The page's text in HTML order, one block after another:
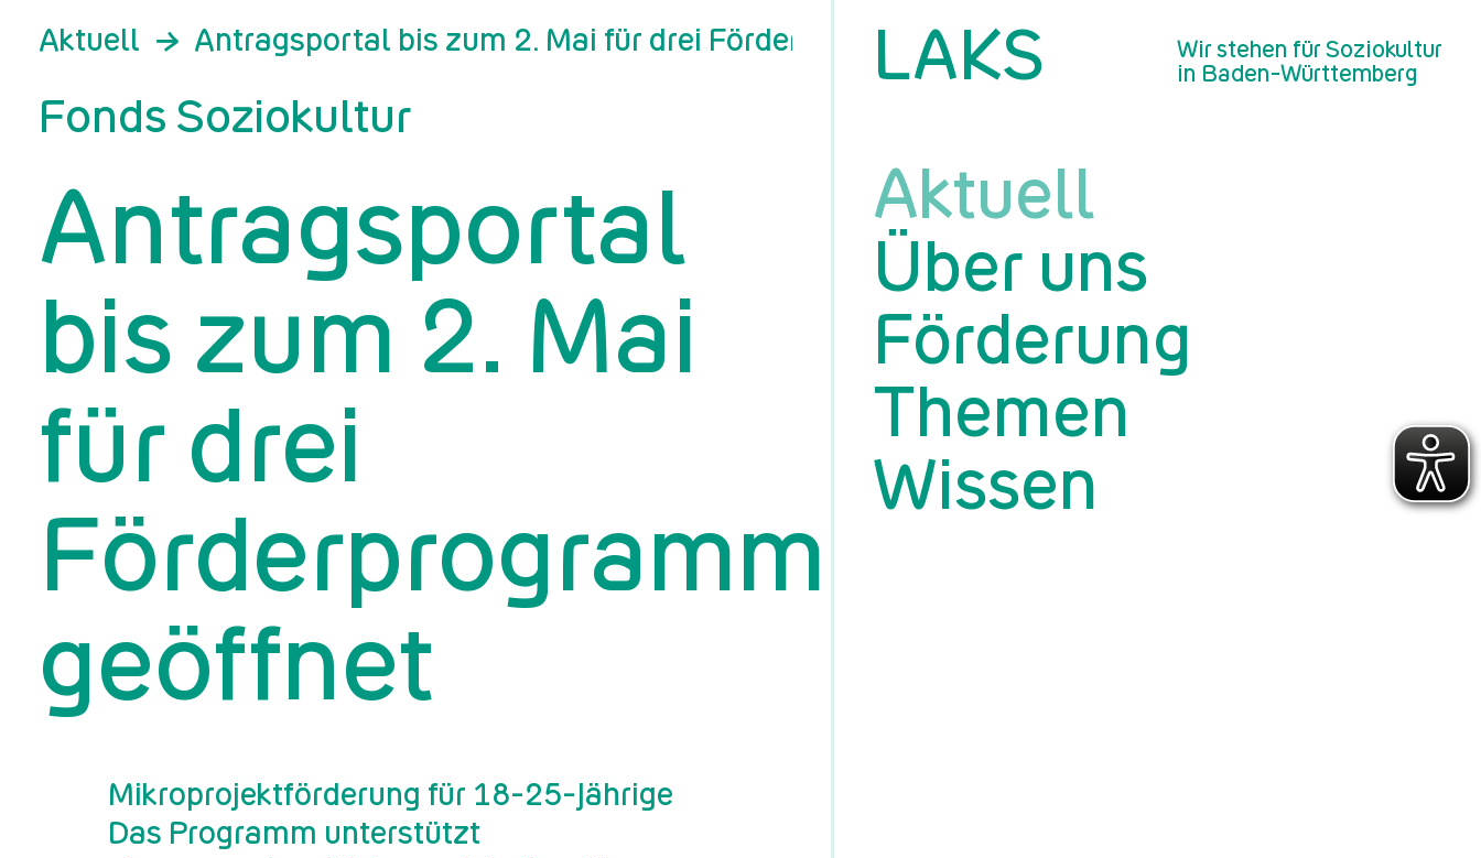
Aktuell Antragsportal bis zum 2. Mai für drei Förderprogramme geöffnet
Fonds Soziokultur
Antragsportal
bis zum 2. Mai
für drei
Förderprogramme
geöffnet
Mikroprojektförderung für 18-25-Jährige
Das Programm unterstützt
LAKS
Wir stehen für Soziokultur
in Baden-Württemberg
Aktuell
Über uns
Förderung
Themen
Wissen